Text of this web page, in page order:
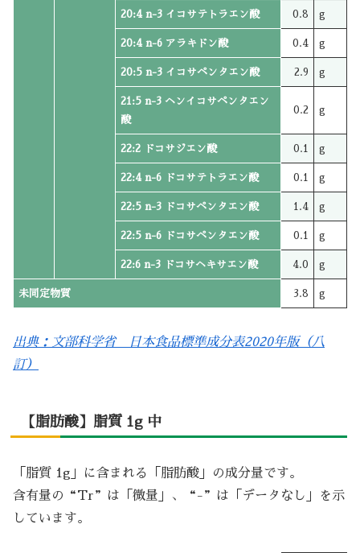
20:4 n-3 イコサテトラエン酸 0.8 g
20:4 n-6 アラキドン酸 0.4 g
20:5 n-3 イコサペンタエン酸 2.9 g
21:5 n-3 ヘンイコサペンタエン
酸
0.2 g
22:2 ドコサジエン酸 0.1 g
22:4 n-6 ドコサテトラエン酸 0.1 g
22:5 n-3 ドコサペンタエン酸 1.4 g
22:5 n-6 ドコサペンタエン酸 0.1 g
22:6 n-3 ドコサヘキサエン酸 4.0 g
未同定物質 3.8 g
出典：文部科学省 日本食品標準成分表2020年版（八
訂）
【脂肪酸】脂質 1g 中
「脂質 1g」に含まれる「脂肪酸」の成分量です。
含有量の“Tr”は「微量」、“-”は「データなし」を示
しています。